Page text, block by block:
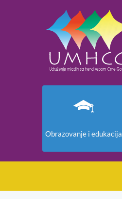
Obrazovanje i edukacija